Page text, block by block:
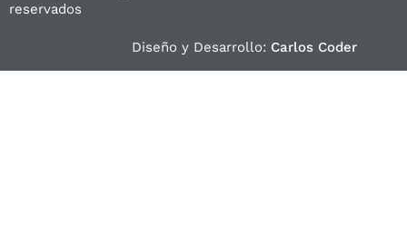
reservados
Diseño y Desarrollo: Carlos Coder